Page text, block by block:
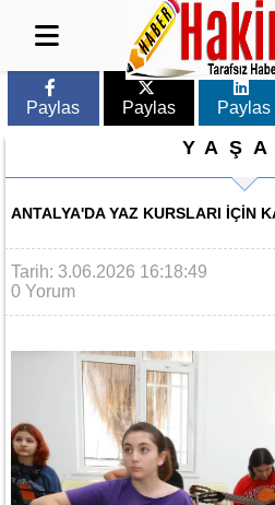
Paylas Paylas Paylas
ANTALYA'DA YAZ KURSLARI IÇIN
Tarih: 3.06.2026 16:18:49
0 Yorum